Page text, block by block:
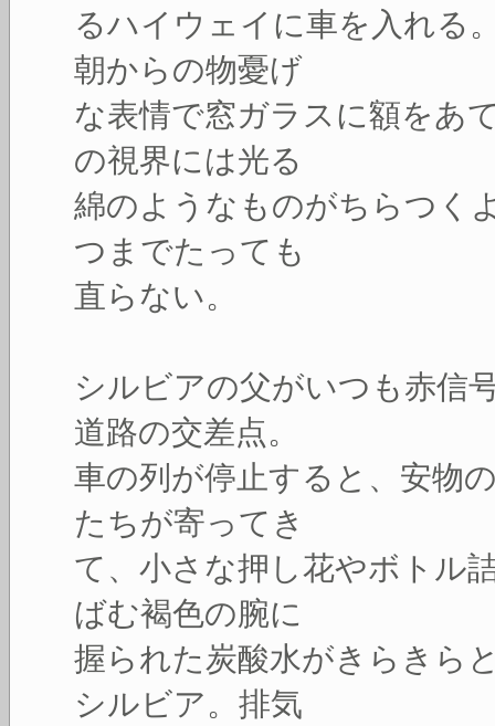
るハイウェイに車を入れる
朝からの物憂げ
な表情で窓ガラスに額をあ
の視界には光る
綿のようなものがちらつく
つまでたっても
直らない。
シルビアの父がいつも赤信
道路の交差点。
車の列が停止すると、安物
たちが寄ってき
て、小さな押し花やボトル
ばむ褐色の腕に
握られた炭酸水がきらきら
シルビア。排気